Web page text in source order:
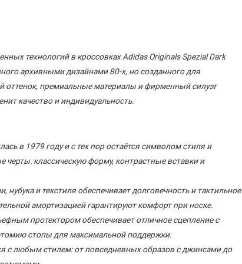
технологий в кроссовках Adidas Originals Spezial Dark
архивными дизайнами 80-х, но созданного для
премиальные материалы и фирменный силуэт
качество и индивидуальность.
в 1979 году и с тех пор остаётся символом стиля и
классическую форму, контрастные вставки и
и текстиля обеспечивает долговечность и тактильное
амортизацией гарантируют комфорт при носке.
протектором обеспечивает отличное сцепление с
стопы для максимальной поддержки.
с любым стилем: от повседневных образов с джинсами до